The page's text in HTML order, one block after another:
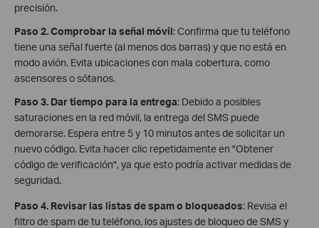
precisión.
Paso 2.Comprobar la señal móvil: Confirma que tu teléfono
tiene una señal fuerte (al menos dos barras) y que no está en
modo avión. Evita ubicaciones con mala cobertura, como
ascensores o sótanos.
Paso 3. Dar tiempo para la entrega: Debido a posibles
saturaciones en la red móvil, la entrega del SMS puede
demorarse. Espera entre 5 y 10 minutos antes de solicitar un
nuevo código. Evita hacer clic repetidamente en "Obtener
código de verificación", ya que esto podría activar medidas de
seguridad.
Paso 4. Revisar las listas de spam o bloqueados: Revisa el
filtro de spam de tu teléfono, los ajustes de bloqueo de SMS y